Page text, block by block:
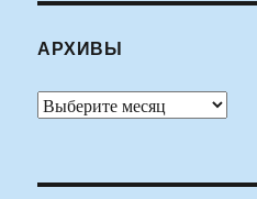
АРХИВЫ
Архивы